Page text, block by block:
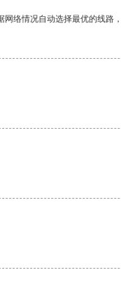
络情况自动选择最优的线路